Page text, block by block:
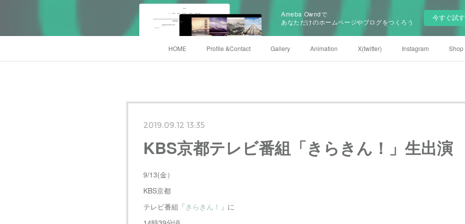
Ameba Owndで
あなただけのホームページやブログをつくろう
今すぐ試す
HOME Profile &Contact Gallery Animation X(twitter) Instagram Shop
2019.09.12 13:35
KBS京都テレビ番組「きらきん！」生出演
9/13(金）
KBS京都
テレビ番組「きらきん！ 」に